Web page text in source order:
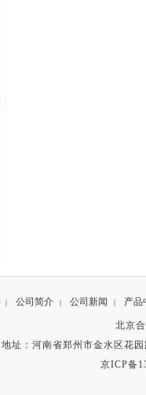
| 公司简介 | 公司新闻 | 产品
北京
地址：河南省郑州市金水区花
京ICP备